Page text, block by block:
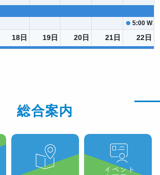
5:00 WS
18日 19日 20日 21日 22日
ジオノスラボ貸切（AM）ジオノスラボ貸切（AM）
1日
9時オープン
2日
休館日 9時オープン
総合案内